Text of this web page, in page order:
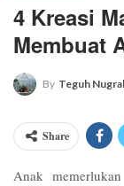
4 Kreasi
Membuat
By Teguh
Share
Anak